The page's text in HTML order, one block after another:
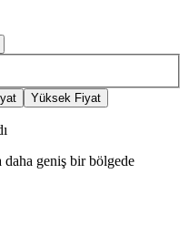
Yüksek Fiyat
geniş bir bölgede